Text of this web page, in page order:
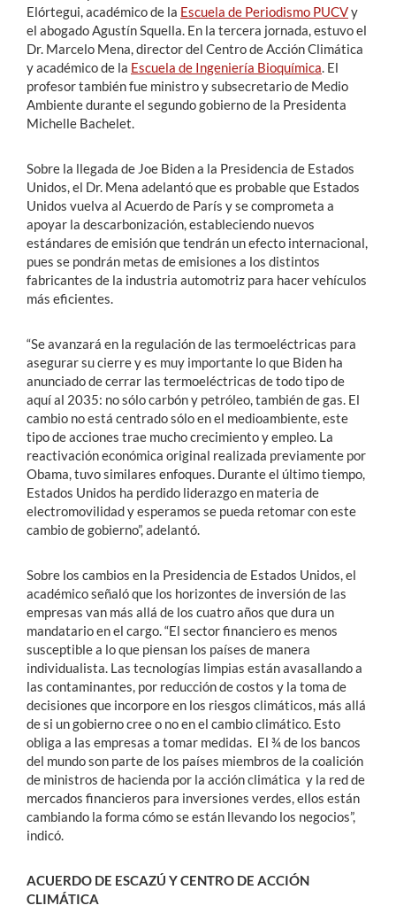
Elórtegui, académico de la Escuela de Periodismo PUCVy
el abogado Agustín Squella. En la tercera jornada, estuvo el
Dr. Marcelo Mena, director del Centro de Acción Climática
y académico de la Escuela de Ingeniería Bioquímica. El
profesor también fue ministro y subsecretario de Medio
Ambiente durante el segundo gobierno de la Presidenta
Michelle Bachelet.
Sobre la llegada de Joe Biden a la Presidencia de Estados
Unidos, el Dr. Mena adelantó que es probable que Estados
Unidos vuelva al Acuerdo de París y se comprometa a
apoyar la descarbonización, estableciendo nuevos
estándares de emisión que tendrán un efecto internacional,
pues se pondrán metas de emisiones a los distintos
fabricantes de la industria automotriz para hacer vehículos
más eficientes.
“Se avanzará en la regulación de las termoeléctricas para
asegurar su cierre y es muy importante lo que Biden ha
anunciado de cerrar las termoeléctricas de todo tipo de
aquí al 2035: no sólo carbón y petróleo, también de gas. El
cambio no está centrado sólo en el medioambiente, este
tipo de acciones trae mucho crecimiento y empleo. La
reactivación económica original realizada previamente por
Obama, tuvo similares enfoques. Durante el último tiempo,
Estados Unidos ha perdido liderazgo en materia de
electromovilidad y esperamos se pueda retomar con este
cambio de gobierno”, adelantó.
Sobre los cambios en la Presidencia de Estados Unidos, el
académico señaló que los horizontes de inversión de las
empresas van más allá de los cuatro años que dura un
mandatario en el cargo. “El sector financiero es menos
susceptible a lo que piensan los países de manera
individualista. Las tecnologías limpias están avasallando a
las contaminantes, por reducción de costos y la toma de
decisiones que incorpore en los riesgos climáticos, más allá
de si un gobierno cree o no en el cambio climático. Esto
obliga a las empresas a tomar medidas. El ¾ de los bancos
del mundo son parte de los países miembros de la coalición
de ministros de hacienda por la acción climática y la red de
mercados financieros para inversiones verdes, ellos están
cambiando la forma cómo se están llevando los negocios”,
indicó.
ACUERDO DE ESCAZÚ Y CENTRO DE ACCIÓN
CLIMÁTICA